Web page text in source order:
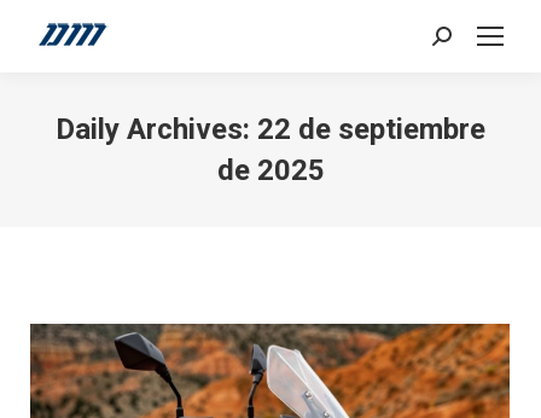
Search:
Daily Archives: 22 de septiembre
de 2025